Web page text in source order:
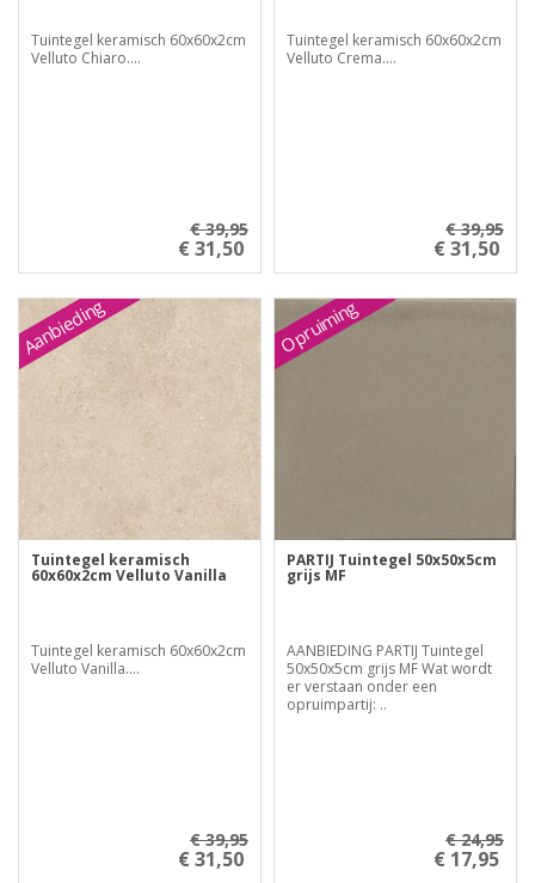
Tuintegel keramisch 60x60x2cm
Velluto Chiaro....
€ 39,95
€ 31,50
Tuintegel keramisch 60x60x2cm
Velluto Crema....
€ 39,95
€ 31,50
Aanbieding
Tuintegel keramisch
60x60x2cm Velluto Vanilla
Tuintegel keramisch 60x60x2cm
Velluto Vanilla....
€ 39,95
€ 31,50
Opruiming
PARTIJ Tuintegel 50x50x5cm
grijs MF
AANBIEDING PARTIJ Tuintegel
50x50x5cm grijs MF Wat wordt
er verstaan onder een
opruimpartij: ..
€ 24,95
€ 17,95